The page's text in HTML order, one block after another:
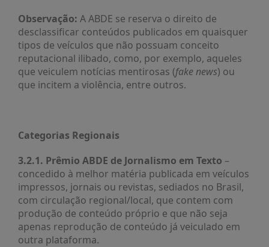
CONTATO
Observação: A ABDE se reserva o direito de
desclassificar conteúdos publicados em quaisquer
tipos de veículos que não possuam conceito
reputacional ilibado, como, por exemplo, aqueles
que veiculem notícias mentirosas (fake news) ou
que incitem a violência, entre outros.
Categorias Regionais
3.2.1. Prêmio ABDE de Jornalismo em Texto –
concedido à melhor matéria publicada em veículos
impressos, jornais ou revistas, sediados no Brasil,
com circulação regional/local, que contem com
produção de conteúdo próprio e que não seja
apenas reprodução de conteúdo já veiculado em
outra plataforma.